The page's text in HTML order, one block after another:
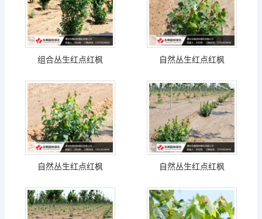
组合丛生红点红枫 自然丛生红点红枫
自然丛生红点红枫 自然丛生红点红枫